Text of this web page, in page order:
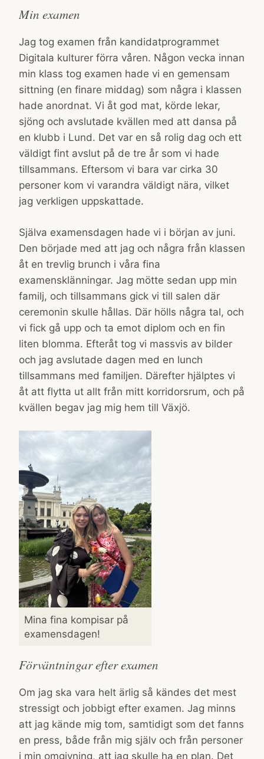
Min examen
Jag tog examen från kandidatprogrammet
Digitala kulturer förra våren. Någon vecka innan
min klass tog examen hade vi en gemensam
sittning (en finare middag) som några i klassen
hade anordnat. Vi åt god mat, körde lekar,
sjöng och avslutade kvällen med att dansa på
en klubb i Lund. Det var en så rolig dag och ett
väldigt fint avslut på de tre år som vi hade
tillsammans. Eftersom vi bara var cirka 30
personer kom vi varandra väldigt nära, vilket
jag verkligen uppskattade.
Själva examensdagen hade vi i början av juni.
Den började med att jag och några från klassen
åt en trevlig brunch i våra fina
examensklänningar. Jag mötte sedan upp min
familj, och tillsammans gick vi till salen där
ceremonin skulle hållas. Där hölls några tal, och
vi fick gå upp och ta emot diplom och en fin
liten blomma. Efteråt tog vi massvis av bilder
och jag avslutade dagen med en lunch
tillsammans med familjen. Därefter hjälptes vi
åt att flytta ut allt från mitt korridorsrum, och på
kvällen begav jag mig hem till Växjö.
Mina fina kompisar på
examensdagen!
Förväntningar efter examen
Om jag ska vara helt ärlig så kändes det mest
stressigt och jobbigt efter examen. Jag minns
att jag kände mig tom, samtidigt som det fanns
en press, både från mig själv och från personer
i min omgivning, att jag skulle ha en plan. Det